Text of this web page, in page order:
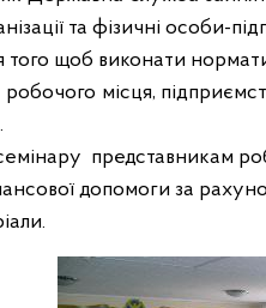
та фізичні особи-
щоб виконати
робочого місця,
представникам
допомоги за